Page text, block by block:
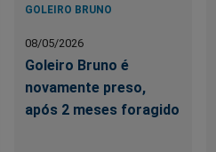
GOLEIRO BRUNO
08/05/2026
Goleiro Bruno é
novamente preso,
após 2 meses foragido